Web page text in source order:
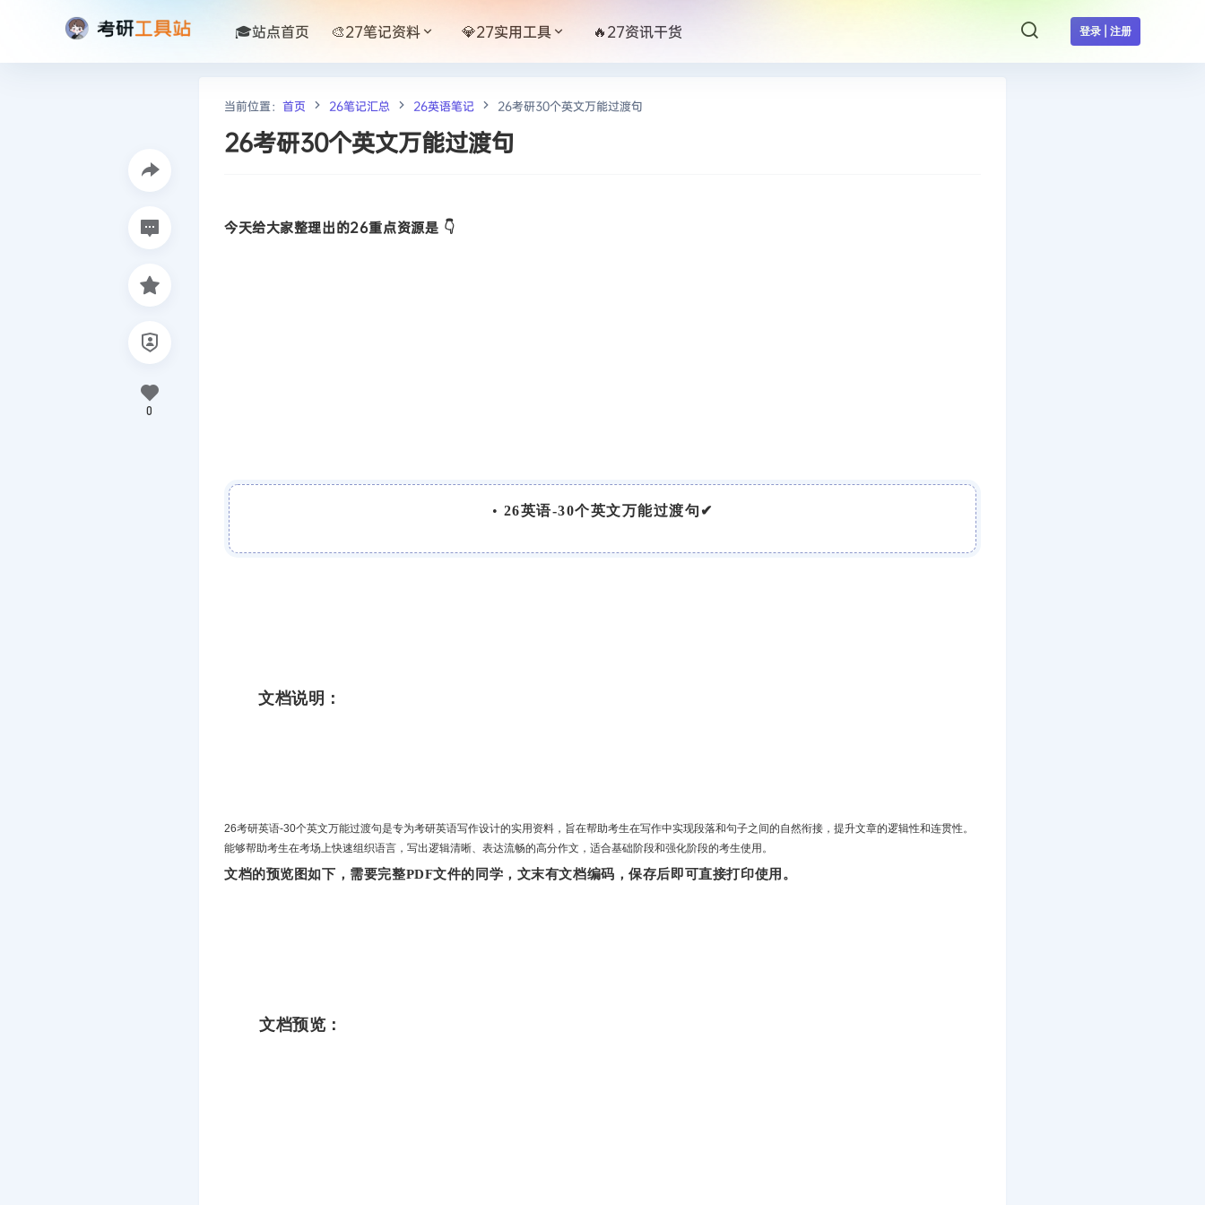
登录 | 注册
🎓站点首页 🎨27笔记资料 💎27实用工具 🔥27资讯干货
当前位置： 首页 26笔记汇总 26英语笔记 26考研30个英文万能过渡句
26考研30个英文万能过渡句
今天给大家整理出的26重点资源是 👇
• 26英语-30个英文万能过渡句✔
文档说明：
‌26考研英语-30个英文万能过渡句‌是专为考研英语写作设计的实用资料，旨在帮助考生在写作中实现段落和句子之间的自然衔接，提升文章的逻辑性和连贯性。
能够帮助考生在考场上快速组织语言，写出逻辑清晰、表达流畅的高分作文‌， 适合基础阶段和强化阶段的考生使用。
文档的预览图如下，需要完整PDF文件的同学，文末有文档编码，保存后即可直接打印使用。
文档预览：
0